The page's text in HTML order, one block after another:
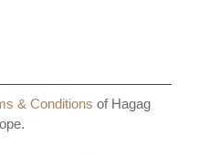
& Conditions of Hagag